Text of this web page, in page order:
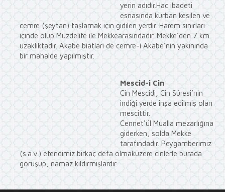
yerin adıdır.Hac ibadeti
esnasında kurban kesilen ve
cemre (şeytan) taşlamak için gidilen yerdir. Harem sınırları
içinde olup Müzdelife ile Mekkearasındadır. Mekke'den 7 km.
uzaklıktadır. Akabe biatlari de cemre-i Akabe'nin yakınında
bir mahalde yapılmıştır.
Mescid-i Cin
Cin Mescidi, Cin Sûresi’nin
indiği yerde inşa edilmiş olan
mescittir.
Cennet'ül Mualla mezarlığına
giderken, solda Mekke
tarafındadır. Peygamberimiz
(s.a.v.) efendimiz birkaç defa olmaküzere cinlerle burada
görüşüp, namaz kıldırmışlardır.